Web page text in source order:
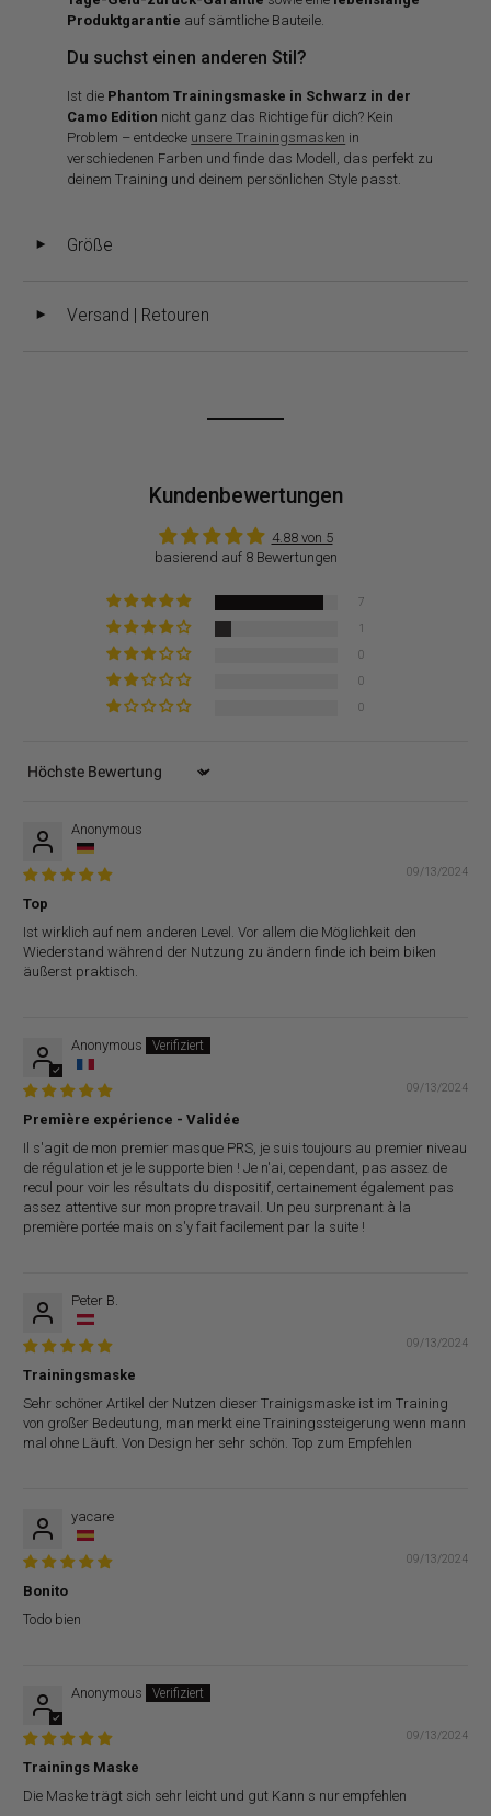
Produktgarantie auf sämtliche Bauteile.
Du suchst einen anderen Stil?
Ist die Phantom Trainingsmaske in Schwarz in der
Camo Edition nicht ganz das Richtige für dich? Kein
Problem – entdecke unsere Trainingsmasken in
verschiedenen Farben und finde das Modell, das perfekt zu
deinem Training und deinem persönlichen Style passt.
◄ Größe
◄ Versand | Retouren
Kundenbewertungen
4.88 von 5
basierend auf 8 Bewertungen
7
1
0
0
0
Sort by
Anonymous
09/13/2024
Top
Ist wirklich auf nem anderen Level. Vor allem die Möglichkeit den
Wiederstand während der Nutzung zu ändern finde ich beim biken
äußerst praktisch.
Anonymous
09/13/2024
Première expérience - Validée
Il s'agit de mon premier masque PRS, je suis toujours au premier niveau
de régulation et je le supporte bien ! Je n'ai, cependant, pas assez de
recul pour voir les résultats du dispositif, certainement également pas
assez attentive sur mon propre travail. Un peu surprenant à la
première portée mais on s'y fait facilement par la suite !
Peter B.
09/13/2024
Trainingsmaske
Sehr schöner Artikel der Nutzen dieser Trainigsmaske ist im Training
von großer Bedeutung, man merkt eine Trainingssteigerung wenn mann
mal ohne Läuft. Von Design her sehr schön. Top zum Empfehlen
yacare
09/13/2024
Bonito
Todo bien
Anonymous
09/13/2024
Trainings Maske
Die Maske trägt sich sehr leicht und gut Kann s nur empfehlen